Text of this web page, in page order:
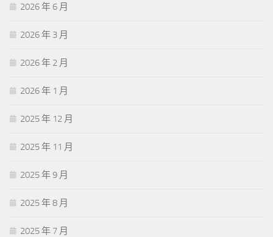
2026 年 6 月
2026 年 3 月
2026 年 2 月
2026 年 1 月
2025 年 12 月
2025 年 11 月
2025 年 9 月
2025 年 8 月
2025 年 7 月